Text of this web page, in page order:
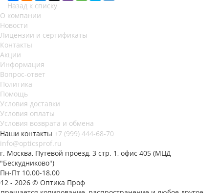
Назад к списку
О компании
Новости
Лицензии и сертификаты
Контакты
Акции
Информация
Вопрос-ответ
Политика
Помощь
Условия доставки
Условия оплаты
Условия возврата и обмена
Наши контакты +7 (999) 444-68-70
info@opticsprof.ru
г. Москва, Путевой проезд, 3 стр. 1, офис 405 (МЦД
"Бескудниково")
Пн-Пт 10.00-18.00
- 2026 © Оптика Проф